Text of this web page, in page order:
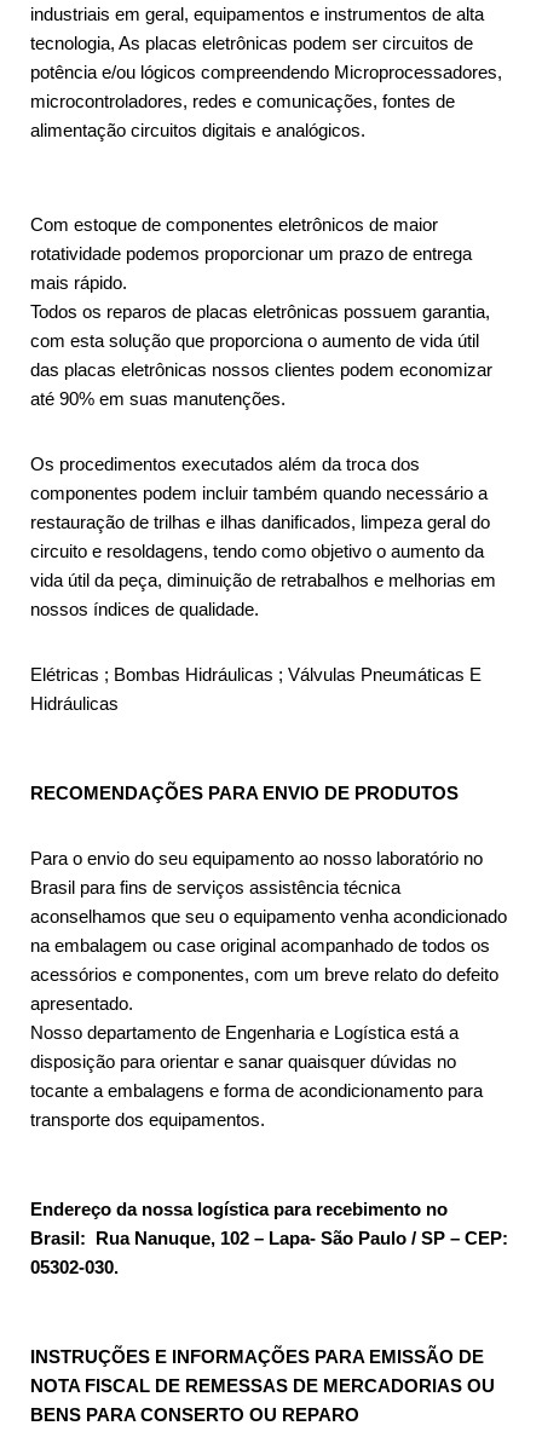
industriais em geral, equipamentos e instrumentos de alta
tecnologia, As placas eletrônicas podem ser circuitos de
potência e/ou lógicos compreendendo Microprocessadores,
microcontroladores, redes e comunicações, fontes de
alimentação circuitos digitais e analógicos.
Com estoque de componentes eletrônicos de maior
rotatividade podemos proporcionar um prazo de entrega
mais rápido.
Todos os reparos de placas eletrônicas possuem garantia,
com esta solução que proporciona o aumento de vida útil
das placas eletrônicas nossos clientes podem economizar
até 90% em suas manutenções.
Os procedimentos executados além da troca dos
componentes podem incluir também quando necessário a
restauração de trilhas e ilhas danificados, limpeza geral do
circuito e resoldagens, tendo como objetivo o aumento da
vida útil da peça, diminuição de retrabalhos e melhorias em
nossos índices de qualidade.
Elétricas ; Bombas Hidráulicas ; Válvulas Pneumáticas E
Hidráulicas
RECOMENDAÇÕES PARA ENVIO DE PRODUTOS
Para o envio do seu equipamento ao nosso laboratório no
Brasil para fins de serviços assistência técnica
aconselhamos que seu o equipamento venha acondicionado
na embalagem ou case original acompanhado de todos os
acessórios e componentes, com um breve relato do defeito
apresentado.
Nosso departamento de Engenharia e Logística está a
disposição para orientar e sanar quaisquer dúvidas no
tocante a embalagens e forma de acondicionamento para
transporte dos equipamentos.
Endereço da nossa logística para recebimento no
Brasil: Rua Nanuque, 102 – Lapa- São Paulo / SP – CEP:
05302-030.
INSTRUÇÕES E INFORMAÇÕES PARA EMISSÃO DE
NOTA FISCAL DE REMESSAS DE MERCADORIAS OU
BENS PARA CONSERTO OU REPARO